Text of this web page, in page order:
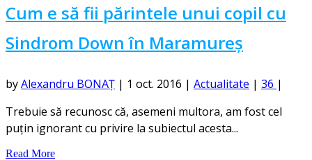
Cum e să fii părintele unui copil cu
Sindrom Down în Maramureș
byAlexandru BONAȚ | 1 oct. 2016 | Actualitate | 36 |
Trebuie să recunosc că, asemeni multora, am fost cel
puțin ignorant cu privire la subiectul acesta...
Read More